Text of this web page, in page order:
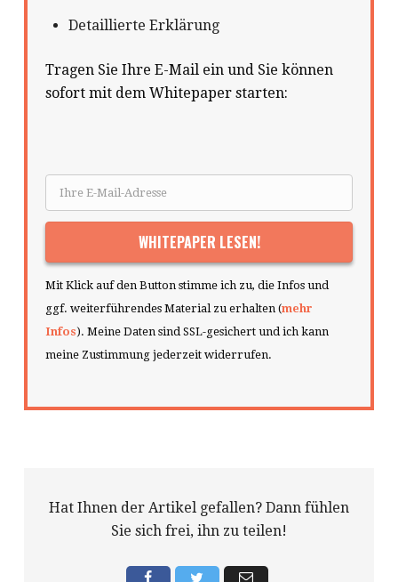
Detaillierte Erklärung
Tragen Sie Ihre E-Mail ein und Sie können
sofort mit dem Whitepaper starten:
Mit Klick auf den Button stimme ich zu, die Infos und
ggf. weiterführendes Material zu erhalten (mehr
Infos). Meine Daten sind SSL-gesichert und ich kann
meine Zustimmung jederzeit widerrufen.
Hat Ihnen der Artikel gefallen? Dann fühlen
Sie sich frei, ihn zu teilen!